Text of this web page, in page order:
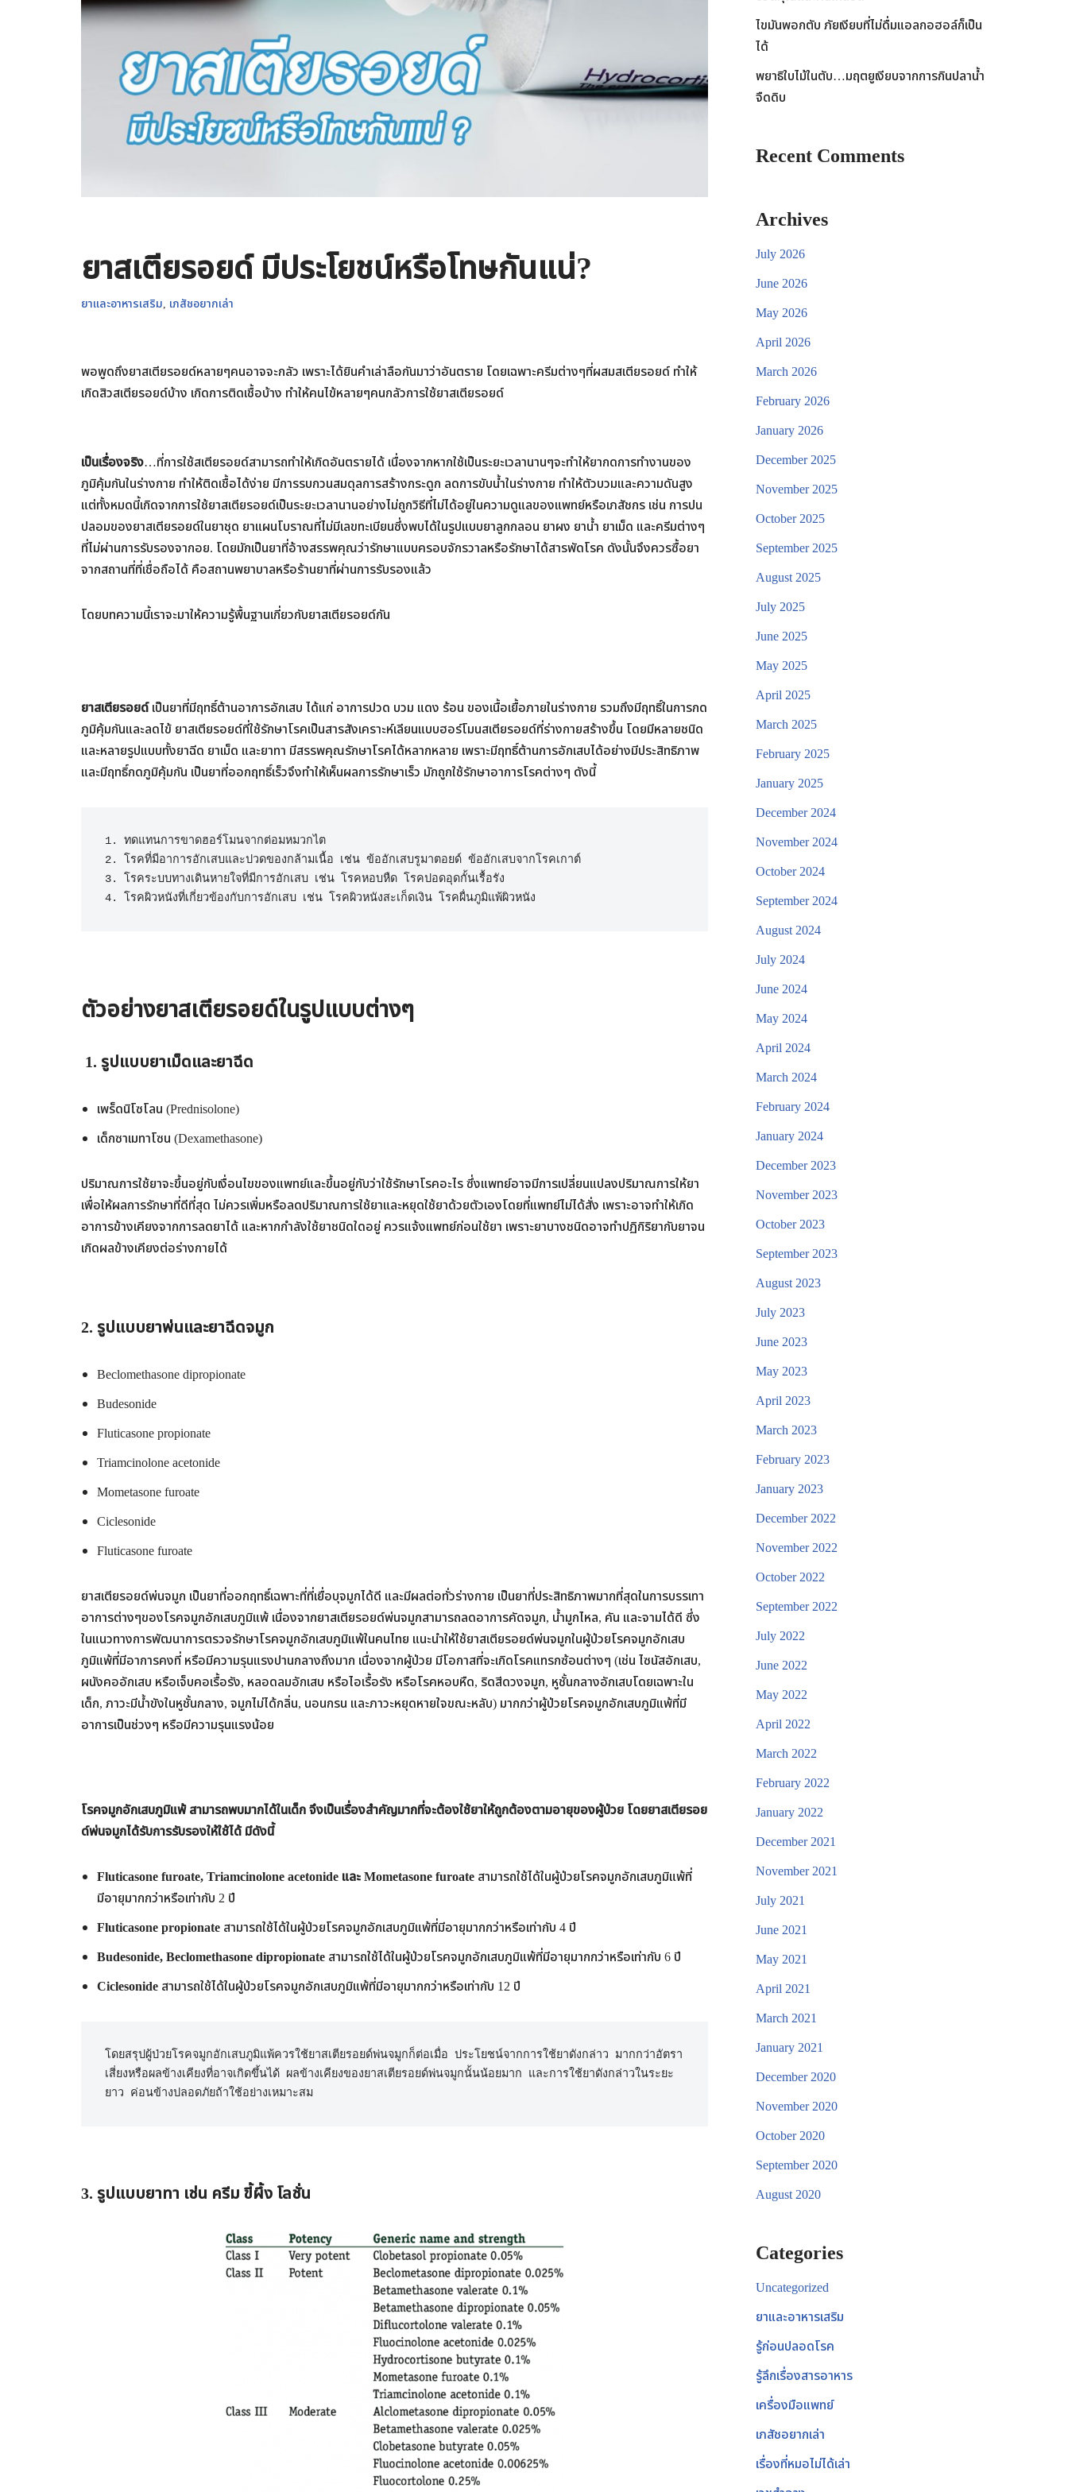
ยาสเตียรอยด์ มีประโยชน์หรือโทษกันแน่?
ยาและอาหารเสริม, เภสัชอยากเล่า
พอพูดถึงยาสเตียรอยด์หลายๆคนอาจจะกลัว เพราะได้ยินคำเล่าลือกันมาว่าอันตราย โดยเฉพาะครีมต่างๆที่ผสมสเตียรอยด์ ทำให้
เกิดสิวสเตียรอยด์บ้าง เกิดการติดเชื้อบ้าง ทำให้คนไข้หลายๆคนกลัวการใช้ยาสเตียรอยด์
เป็นเรื่องจริง…ที่การใช้สเตียรอยด์สามารถทำให้เกิดอันตรายได้ เนื่องจากหากใช้เป็นระยะเวลานานๆจะทำให้ยากดการทำงานของ
ภูมิคุ้มกันในร่างกาย ทำให้ติดเชื้อได้ง่าย มีการรบกวนสมดุลการสร้างกระดูก ลดการขับน้ำในร่างกาย ทำให้ตัวบวมและความดันสูง
แต่ทั้งหมดนี้เกิดจากการใช้ยาสเตียรอยด์เป็นระยะเวลานานอย่างไม่ถูกวิธีที่ไม่ได้อยู่ในความดูแลของแพทย์หรือเภสัชกร เช่น การปน
ปลอมของยาสเตียรอยด์ในยาชุด ยาแผนโบราณที่ไม่มีเลขทะเบียนซึ่งพบได้ในรูปแบบยาลูกกลอน ยาผง ยาน้ำ ยาเม็ด และครีมต่างๆ
ที่ไม่ผ่านการรับรองจากอย. โดยมักเป็นยาที่อ้างสรรพคุณว่ารักษาแบบครอบจักรวาลหรือรักษาได้สารพัดโรค ดังนั้นจึงควรซื้อยา
จากสถานที่ที่เชื่อถือได้ คือสถานพยาบาลหรือร้านยาที่ผ่านการรับรองแล้ว
โดยบทความนี้เราจะมาให้ความรู้พื้นฐานเกี่ยวกับยาสเตียรอยด์กัน
ยาสเตียรอยด์ เป็นยาที่มีฤทธิ์ต้านอาการอักเสบ ได้แก่ อาการปวด บวม แดง ร้อน ของเนื้อเยื้อภายในร่างกาย รวมถึงมีฤทธิ์ในการกด
ภูมิคุ้มกันและลดไข้ ยาสเตียรอยด์ที่ใช้รักษาโรคเป็นสารสังเคราะห์เลียนแบบฮอร์โมนสเตียรอยด์ที่ร่างกายสร้างขึ้น โดยมีหลายชนิด
และหลายรูปแบบทั้งยาฉีด ยาเม็ด และยาทา มีสรรพคุณรักษาโรคได้หลากหลาย เพราะมีฤทธิ์ต้านการอักเสบได้อย่างมีประสิทธิภาพ
และมีฤทธิ์กดภูมิคุ้มกัน เป็นยาที่ออกฤทธิ์เร็วจึงทำให้เห็นผลการรักษาเร็ว มักถูกใช้รักษาอาการโรคต่างๆ ดังนี้
1. ทดแทนการขาดฮอร์โมนจากต่อมหมวกไต
2. โรคที่มีอาการอักเสบและปวดของกล้ามเนื้อ เช่น ข้ออักเสบรูมาตอยด์ ข้ออักเสบจากโรคเกาต์
3. โรคระบบทางเดินหายใจที่มีการอักเสบ เช่น โรคหอบหืด โรคปอดอุดกั้นเรื้อรัง
ตัวอย่างยาสเตียรอยด์ในรูปแบบต่างๆ
1. รูปแบบยาเม็ดและยาฉีด
เพร็ดนิโซโลน (Prednisolone)
เด็กซาเมทาโซน (Dexamethasone)
ปริมาณการใช้ยาจะขึ้นอยู่กับเงื่อนไขของแพทย์และขึ้นอยู่กับว่าใช้รักษาโรคอะไร ซึ่งแพทย์อาจมีการเปลี่ยนแปลงปริมาณการให้ยา
เพื่อให้ผลการรักษาที่ดีที่สุด ไม่ควรเพิ่มหรือลดปริมาณการใช้ยาและหยุดใช้ยาด้วยตัวเองโดยที่แพทย์ไม่ได้สั่ง เพราะอาจทำให้เกิด
อาการข้างเคียงจากการลดยาได้ และหากกำลังใช้ยาชนิดใดอยู่ ควรแจ้งแพทย์ก่อนใช้ยา เพราะยาบางชนิดอาจทำปฏิกิริยากับยาจน
เกิดผลข้างเคียงต่อร่างกายได้
2. รูปแบบยาพ่นและยาฉีดจมูก
Beclomethasone dipropionate
Budesonide
Fluticasone propionate
Triamcinolone acetonide
Mometasone furoate
Ciclesonide
Fluticasone furoate
ยาสเตียรอยด์พ่นจมูก เป็นยาที่ออกฤทธิ์เฉพาะที่ที่เยื่อบุจมูกได้ดี และมีผลต่อทั่วร่างกาย เป็นยาที่ประสิทธิภาพมากที่สุดในการบรรเทา
อาการต่างๆของโรคจมูกอักเสบภูมิแพ้ เนื่องจากยาสเตียรอยด์พ่นจมูกสามารถลดอาการคัดจมูก, น้ำมูกไหล, คัน และจามได้ดี ซึ่ง
ในแนวทางการพัฒนาการตรวจรักษาโรคจมูกอักเสบภูมิแพ้ในคนไทย แนะนำให้ใช้ยาสเตียรอยด์พ่นจมูกในผู้ป่วยโรคจมูกอักเสบ
ภูมิแพ้ที่มีอาการคงที่ หรือมีความรุนแรงปานกลางถึงมาก เนื่องจากผู้ป่วย มีโอกาสที่จะเกิดโรคแทรกซ้อนต่างๆ (เช่น ไซนัสอักเสบ,
ผนังคออักเสบ หรือเจ็บคอเรื้อรัง, หลอดลมอักเสบ หรือไอเรื้อรัง หรือโรคหอบหืด, ริดสีดวงจมูก, หูชั้นกลางอักเสบโดยเฉพาะใน
เด็ก, ภาวะมีน้ำขังในหูชั้นกลาง, จมูกไม่ได้กลิ่น, นอนกรน และภาวะหยุดหายใจขณะหลับ) มากกว่าผู้ป่วยโรคจมูกอักเสบภูมิแพ้ที่มี
อาการเป็นช่วงๆ หรือมีความรุนแรงน้อย
โรคจมูกอักเสบภูมิแพ้ สามารถพบมากได้ในเด็ก จึงเป็นเรื่องสำคัญมากที่จะต้องใช้ยาให้ถูกต้องตามอายุของผู้ป่วย โดยยาสเตียรอย
ด์พ่นจมูกได้รับการรับรองให้ใช้ได้ มีดังนี้
Fluticasone furoate, Triamcinolone acetonide และ Mometasone furoate สามารถใช้ได้ในผู้ป่วยโรคจมูกอักเสบภูมิแพ้ที่
มีอายุมากกว่าหรือเท่ากับ 2 ปี
Fluticasone propionate สามารถใช้ได้ในผู้ป่วยโรคจมูกอักเสบภูมิแพ้ที่มีอายุมากกว่าหรือเท่ากับ 4 ปี
Budesonide, Beclomethasone dipropionate สามารถใช้ได้ในผู้ป่วยโรคจมูกอักเสบภูมิแพ้ที่มีอายุมากกว่าหรือเท่ากับ 6 ปี
Ciclesonide สามารถใช้ได้ในผู้ป่วยโรคจมูกอักเสบภูมิแพ้ที่มีอายุมากกว่าหรือเท่ากับ 12 ปี
โดยสรุปผู้ป่วยโรคจมูกอักเสบภูมิแพ้ควรใช้ยาสเตียรอยด์พ่นจมูกก็ต่อเมื่อ ประโยชน์จากการใช้ยาดังกล่าว มากกว่าอัตรา
เสี่ยงหรือผลข้างเคียงที่อาจเกิดขึ้นได้ ผลข้างเคียงของยาสเตียรอยด์พ่นจมูกนั้นน้อยมาก และการใช้ยาดังกล่าวในระยะ
ยาว ค่อนข้างปลอดภัยถ้าใช้อย่างเหมาะสม
3. รูปแบบยาทา เช่น ครีม ขี้ผึ้ง โลชั่น
ไขมันพอกตับ ภัยเงียบที่ไม่ดื่มแอลกอฮอล์ก็เป็น
ได้
พยาธิใบไม้ในตับ…มฤตยูเงียบจากการกินปลาน้ำ
จืดดิบ
Recent Comments
Archives
July 2026
June 2026
May 2026
April 2026
March 2026
February 2026
January 2026
December 2025
November 2025
October 2025
September 2025
August 2025
July 2025
June 2025
May 2025
April 2025
March 2025
February 2025
January 2025
December 2024
November 2024
October 2024
September 2024
August 2024
July 2024
June 2024
May 2024
April 2024
March 2024
February 2024
January 2024
December 2023
November 2023
October 2023
September 2023
August 2023
July 2023
June 2023
May 2023
April 2023
March 2023
February 2023
January 2023
December 2022
November 2022
October 2022
September 2022
July 2022
June 2022
May 2022
April 2022
March 2022
February 2022
January 2022
December 2021
November 2021
July 2021
June 2021
May 2021
April 2021
March 2021
January 2021
December 2020
November 2020
October 2020
September 2020
August 2020
Categories
Uncategorized
ยาและอาหารเสริม
รู้ก่อนปลอดโรค
รู้ลึกเรื่องสารอาหาร
เครื่องมือแพทย์
เภสัชอยากเล่า
เรื่องที่หมอไม่ได้เล่า